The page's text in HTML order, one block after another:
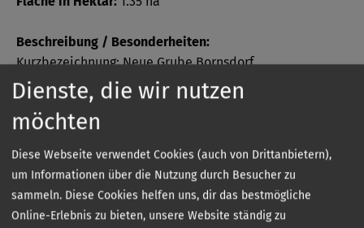
Beschreibung / Besonderheiten:
Kurzbezeichnung: Neue Grube Bornsdorf
Bezeichnung: Neue Grube Bornsdorf
Verbandsgewässer
Dienste, die wir nutzen
möchten
Diese Webseite verwendet Cookies (auch von Drittanbietern),
um Informationen über die Nutzung durch Besucher zu
sammeln. Diese Cookies helfen uns, dir das bestmögliche
Online-Erlebnis zu bieten, unsere Website ständig zu